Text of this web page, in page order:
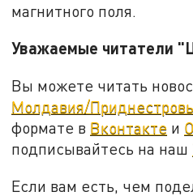
магнитного поля.
Уважаемые читатели
Вы можете читать
Молдавия/
формате в Вконтакте и
подписывайтеcь на наш
Если вам есть, чем